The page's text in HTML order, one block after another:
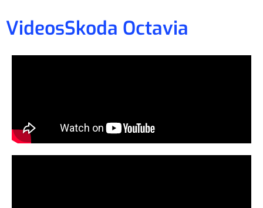
VideosSkoda Octavia